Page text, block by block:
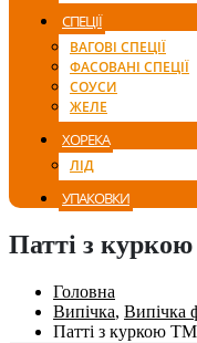
СПЕЦІЇ
ВАГОВІ СПЕЦІЇ
ФАСОВАНІ СПЕЦІЇ
СОУСИ
ЖЕЛЕ
ХОРЕКА
ЛІД
УПАКОВКИ
Патті з
Головна
Випічка, Випічка
Патті з куркою